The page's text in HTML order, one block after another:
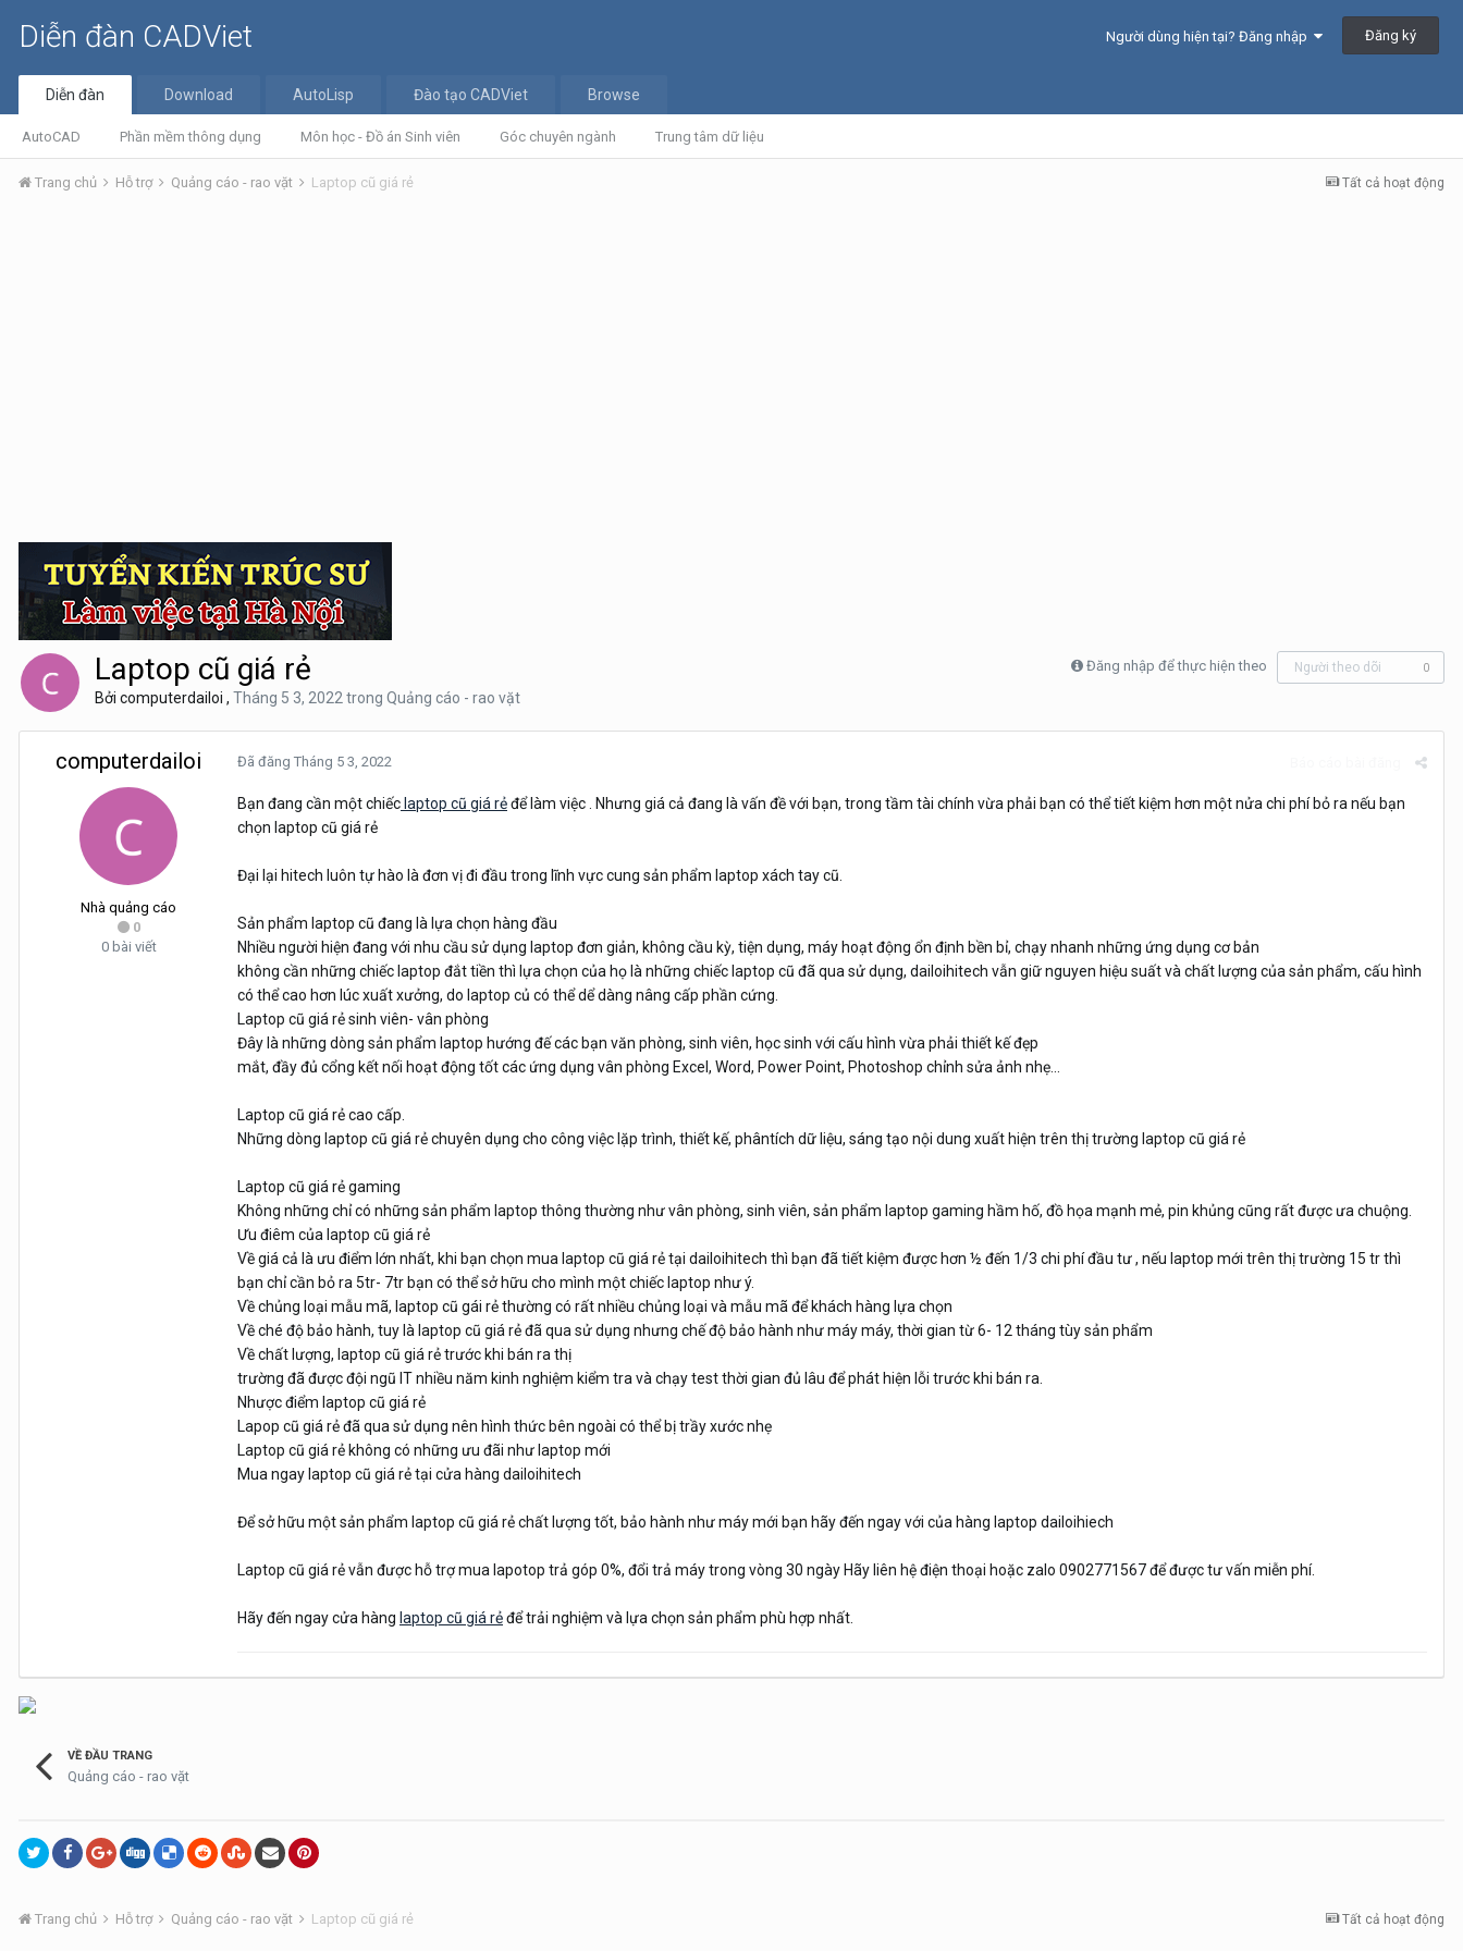
Diễn đàn CADViet Người dùng hiện tại? Đăng nhập Đăng ký
Diễn đàn
AutoCAD Phần mềm thông dụng Môn học - Đồ án Sinh viên Góc chuyên ngành Trung tâm dữ liệu
Download AutoLisp Đào tạo CADViet Browse
Tất cả hoạt động
Trang chủ Hỗ trợ Quảng cáo - rao vặt Laptop cũ giá rẻ
Đăng nhập để thực hiện theo Người theo dõi 0
Laptop cũ giá rẻ
Bởi computerdailoi , Tháng 5 3, 2022 trong Quảng cáo - rao vặt
computerdailoi
Nhà quảng cáo
0
0 bài viết
Đã đăng Tháng 5 3, 2022
Bạn đang cần một chiếc laptop cũ giá rẻđể làm việc . Nhưng giá cả đang là vấn đề với bạn, trong tầm tài chính vừa phải bạn có thể tiết kiệm hơn một nửa chi phí bỏ ra nếu bạn
chọn laptop cũ giá rẻ
Đại lại hitech luôn tự hào là đơn vị đi đầu trong lĩnh vực cung sản phẩm laptop xách tay cũ.
Sản phẩm laptop cũ đang là lựa chọn hàng đầu
Nhiều người hiện đang với nhu cầu sử dụng laptop đơn giản, không cầu kỳ, tiện dụng, máy hoạt động ổn định bền bỉ, chạy nhanh những ứng dụng cơ bản
không cần những chiếc laptop đắt tiền thì lựa chọn của họ là những chiếc laptop cũ đã qua sử dụng, dailoihitech vẫn giữ nguyen hiệu suất và chất lượng của sản phẩm, cấu hình
có thể cao hơn lúc xuất xưởng, do laptop củ có thể dể dàng nâng cấp phần cứng.
Laptop cũ giá rẻ sinh viên- vân phòng
Đây là những dòng sản phẩm laptop hướng đế các bạn văn phòng, sinh viên, học sinh với cấu hình vừa phải thiết kế đẹp
mắt, đầy đủ cổng kết nối hoạt động tốt các ứng dụng vân phòng Excel, Word, Power Point, Photoshop chỉnh sửa ảnh nhẹ…
Laptop cũ giá rẻ cao cấp.
Những dòng laptop cũ giá rẻ chuyên dụng cho công việc lặp trình, thiết kế, phântích dữ liệu, sáng tạo nội dung xuất hiện trên thị trường laptop cũ giá rẻ
Laptop cũ giá rẻ gaming
Không những chỉ có những sản phẩm laptop thông thường như vân phòng, sinh viên, sản phẩm laptop gaming hầm hố, đồ họa mạnh mẻ, pin khủng cũng rất được ưa chuộng.
Ưu điêm của laptop cũ giá rẻ
Về giá cả là ưu điểm lớn nhất, khi bạn chọn mua laptop cũ giá rẻ tại dailoihitech thì bạn đã tiết kiệm được hơn ½ đến 1/3 chi phí đầu tư , nếu laptop mới trên thị trường 15 tr thì
bạn chỉ cần bỏ ra 5tr- 7tr bạn có thể sở hữu cho mình một chiếc laptop như ý.
Về chủng loại mẫu mã, laptop cũ gái rẻ thường có rất nhiều chủng loại và mẫu mã để khách hàng lựa chọn
Về ché độ bảo hành, tuy là laptop cũ giá rẻ đã qua sử dụng nhưng chế độ bảo hành như máy máy, thời gian từ 6- 12 tháng tùy sản phẩm
Về chất lượng, laptop cũ giá rẻ trước khi bán ra thị
trường đã được đội ngũ IT nhiều năm kinh nghiệm kiểm tra và chạy test thời gian đủ lâu để phát hiện lỗi trước khi bán ra.
Nhược điểm laptop cũ giá rẻ
Lapop cũ giá rẻ đã qua sử dụng nên hình thức bên ngoài có thể bị trầy xước nhẹ
Laptop cũ giá rẻ không có những ưu đãi như laptop mới
Mua ngay laptop cũ giá rẻ tại cửa hàng dailoihitech
Để sở hữu một sản phẩm laptop cũ giá rẻ chất lượng tốt, bảo hành như máy mới bạn hãy đến ngay với của hàng laptop dailoihiech
Laptop cũ giá rẻ vẫn được hỗ trợ mua lapotop trả góp 0%, đổi trả máy trong vòng 30 ngày Hãy liên hệ điện thoại hoặc zalo 0902771567 để được tư vấn miễn phí.
Hãy đến ngay cửa hàng laptop cũ giá rẻđể trải nghiệm và lựa chọn sản phẩm phù hợp nhất.
VỀ ĐẦU TRANG
Quảng cáo - rao vặt
Tất cả hoạt động
Trang chủ Hỗ trợ Quảng cáo - rao vặt Laptop cũ giá rẻ